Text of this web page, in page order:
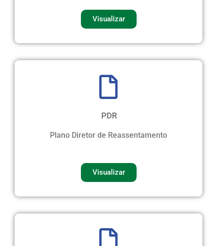
Visualizar
PDR
Plano Diretor de Reassentamento
Visualizar